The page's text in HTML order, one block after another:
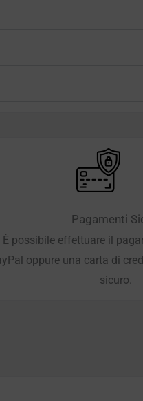
Pagamenti
È possibile effettuare il
oppure una carta di
sicuro.